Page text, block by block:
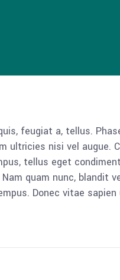
feugiat a, tellus.
ultricies nisi vel augue.
tellus eget
quam nunc, blandit
Donec vitae